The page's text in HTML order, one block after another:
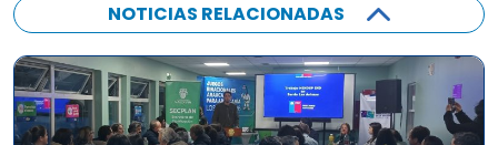
NOTICIAS RELACIONADAS